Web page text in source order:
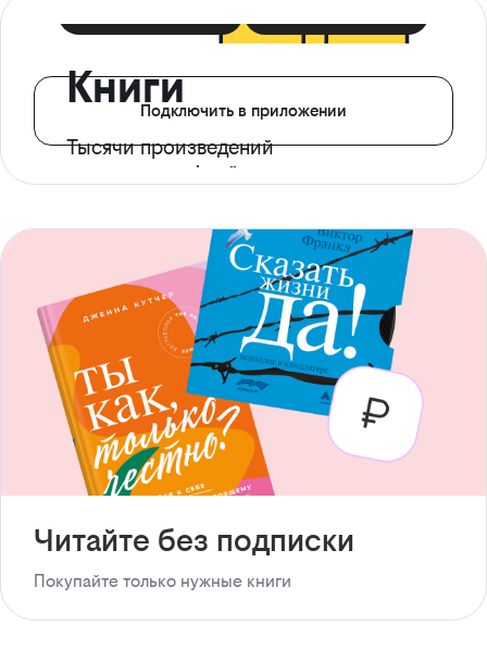
Книги
Тысячи произведений
с доступом офлайн
Подключить в приложении
Читайте без подписки
Покупайте только нужные книги